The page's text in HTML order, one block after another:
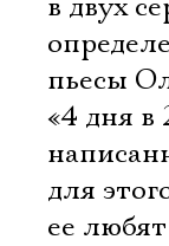
в двух
пьесы
«4 дня в
для
ее